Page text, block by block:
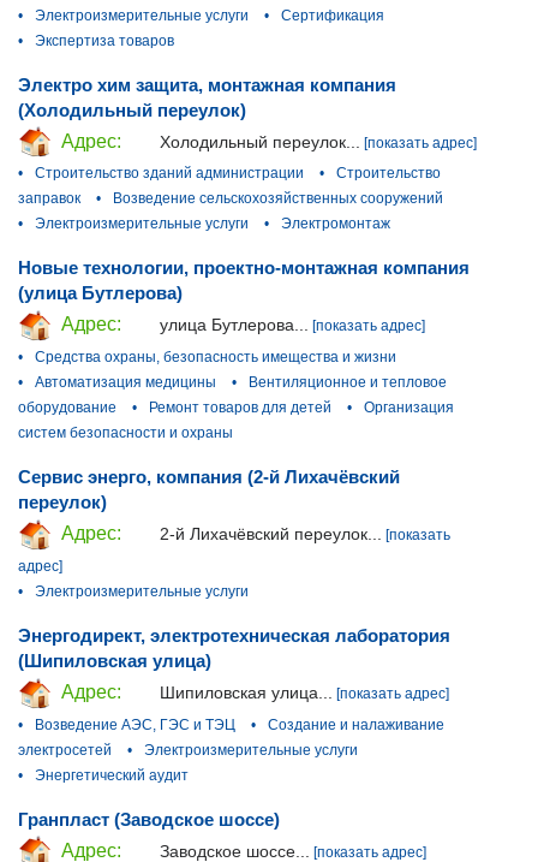
• Электроизмерительные услуги •
Сертификация
•
Экспертиза товаров
Электро хим защита, монтажная компания
(Холодильный переулок)
Адрес:
Холодильный переулок...
[показать адрес]
•
Строительство зданий администрации •
Строительство
заправок
•
Возведение сельскохозяйственных сооружений
•
Электроизмерительные услуги • Электромонтаж
Новые технологии, проектно-монтажная компания
(улица Бутлерова)
Адрес:
улица Бутлерова... [показать адрес]
•
Средства охраны, безопасность имещества и жизни
•
Автоматизация медицины •
Вентиляционное и тепловое
оборудование
• Ремонт товаров для детей •
Организация
систем безопасности и охраны
Сервис энерго, компания (2-й Лихачёвский
переулок)
Адрес:
2-й Лихачёвский переулок...
[показать
адрес]
•
Электроизмерительные услуги
Энергодирект, электротехническая лаборатория
(Шипиловская улица)
Адрес:
Шипиловская улица...
[показать адрес]
•
Возведение АЭС, ГЭС и ТЭЦ •
Создание и налаживание
электросетей
•
Электроизмерительные услуги
•
Энергетический аудит
Гранпласт (Заводское шоссе)
Адрес:
Заводское шоссе...
[показать адрес]